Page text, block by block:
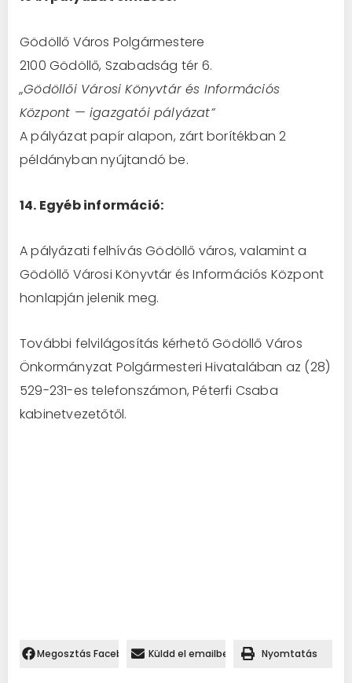
Gödöllő Város Polgármestere
2100 Gödöllő, Szabadság tér 6.
„Gödöllői Városi Könyvtár és Információs
Központ — igazgatói pályázat”
A pályázat papír alapon, zárt borítékban 2
példányban nyújtandó be.
14. Egyéb információ:
A pályázati felhívás Gödöllő város, valamint a
Gödöllő Városi Könyvtár és Információs Központ
honlapján jelenik meg.
További felvilágosítás kérhető Gödöllő Város
Önkormányzat Polgármesteri Hivatalában az (28)
529-231-es telefonszámon, Péterfi Csaba
kabinetvezetőtől.
Megosztás Facebookon.Küldd el emailben Nyomtatás